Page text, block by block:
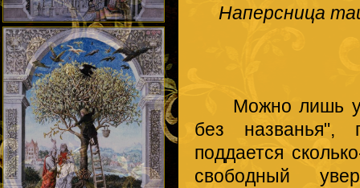
Наперсница
Можно лишь
без названья",
поддается
свободный